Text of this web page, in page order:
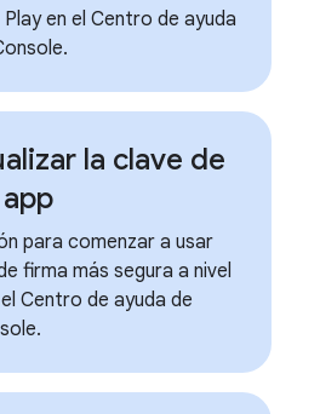
en el Centro de ayuda
la clave de
para comenzar a usar
firma más segura a nivel
Centro de ayuda de